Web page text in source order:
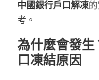
中國銀行戶口解凍
考。
為什麼會發生
口凍結原因